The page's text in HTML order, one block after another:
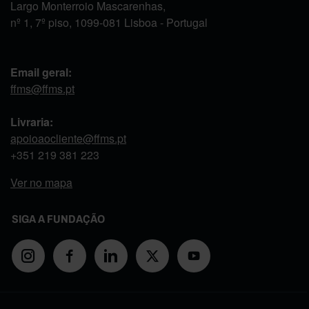
Largo Monterroio Mascarenhas,
nº 1, 7º piso, 1099-081 Lisboa - Portugal
Email geral:
ffms@ffms.pt
Livraria:
apoioaocliente@ffms.pt
+351 219 381 223
Ver no mapa
SIGA A FUNDAÇÃO